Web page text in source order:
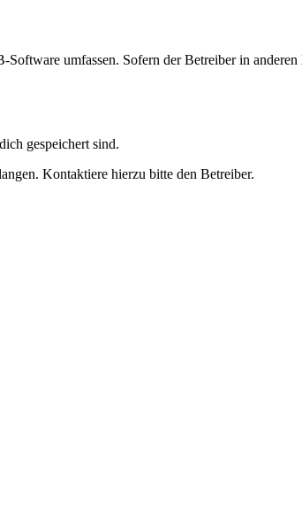
umfassen. Sofern der Betreiber in
gespeichert sind.
Kontaktiere hierzu bitte den Betreiber.